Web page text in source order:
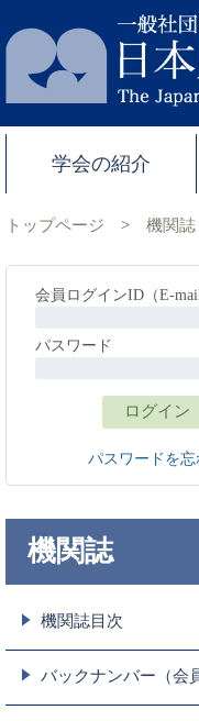
学会の紹介
トップページ > 機関誌
会員ログインID（E-mail
パスワード
パスワードを忘
機関誌
機関誌目次
バックナンバー（会